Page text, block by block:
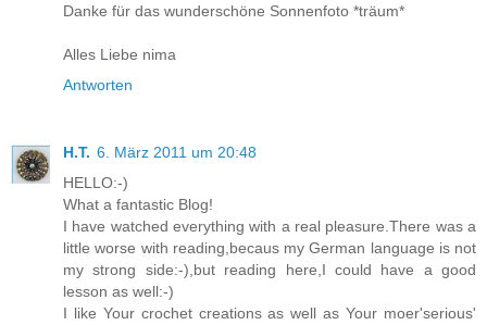
Danke für das wunderschöne Sonnenfoto *träum*
Alles Liebe nima
Antworten
H.T. 6. März 2011 um 20:48
HELLO:-)
What a fantastic Blog!
I have watched everything with a real pleasure.There was a
little worse with reading,becaus my German language is not
my strong side:-),but reading here,I could have a good
lesson as well:-)
I like Your crochet creations as well as Your moer'serious'